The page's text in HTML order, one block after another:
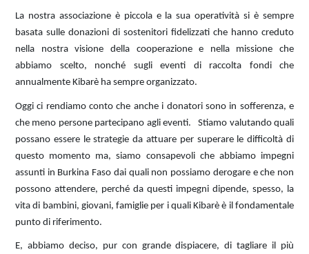
La nostra associazione è piccola e la sua operatività si è sempre
basata sulle donazioni di sostenitori fidelizzati che hanno creduto
nella nostra visione della cooperazione e nella missione che
abbiamo scelto, nonché sugli eventi di raccolta fondi che
annualmente Kibarè ha sempre organizzato.
Oggi ci rendiamo conto che anche i donatori sono in sofferenza, e
che meno persone partecipano agli eventi. Stiamo valutando quali
possano essere le strategie da attuare per superare le difficoltà di
questo momento ma, siamo consapevoli che abbiamo impegni
assunti in Burkina Faso dai quali non possiamo derogare e che non
possono attendere, perché da questi impegni dipende, spesso, la
vita di bambini, giovani, famiglie per i quali Kibarè è il fondamentale
punto di riferimento.
E, abbiamo deciso, pur con grande dispiacere, di tagliare il più